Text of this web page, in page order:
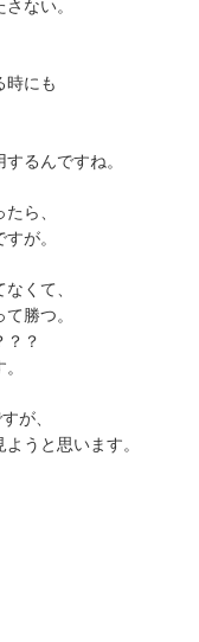
ない。
時にも
るんですね。
ら、
が。
くて、
勝つ。
？？
が、
うと思います。